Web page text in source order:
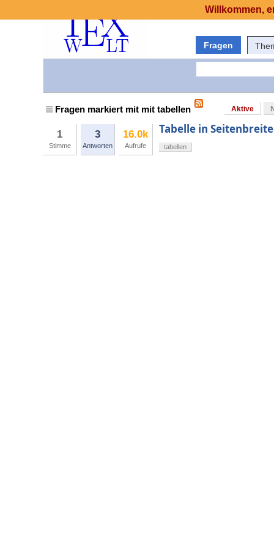
Fragen
Fragen markiert mit mit tabellen Aktive
1
Stimme
3
Antworten
16.0k
Aufrufe
Tabelle in
tabellen
Willkommen,